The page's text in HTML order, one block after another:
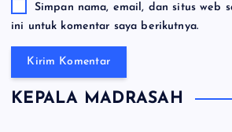
Simpan nama, email, dan situs web
ini untuk komentar saya berikutnya.
KEPALA MADRASAH